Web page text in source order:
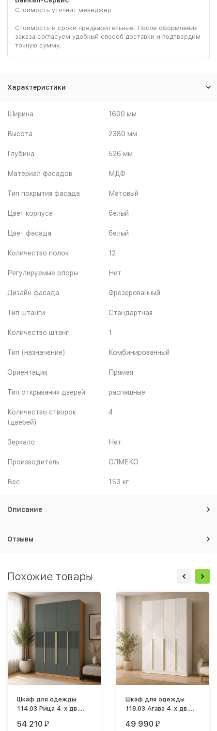
Стоимость уточнит менеджер
Стоимость и сроки предварительные. После оформления
заказа согласуем удобный способ доставки и подтвердим
точную сумму.
Характеристики
Ширина 1600 мм
Высота 2380 мм
Глубина 526 мм
Материал фасадов МДФ
Тип покрытия фасада Матовый
Цвет корпуса белый
Цвет фасада белый
Количество полок 12
Регулируемые опоры Нет
Дизайн фасада Фрезерованный
Тип штанги Стандартная
Количество штанг 1
Тип (назначение) Комбинированный
Ориентация Прямая
Тип открывания дверей распашные
Количество створок
(дверей)
4
Зеркало Нет
Производитель ОЛМЕКО
Вес 153 кг
Описание
Отзывы
Похожие товары
Шкаф для одежды
114.03 Рица 4-х дв.
ПВХ темно-зеленый /
54 210 ₽
Шкаф для одежды
118.03 Агава 4-х дв.
белый / профиль:
49 990 ₽